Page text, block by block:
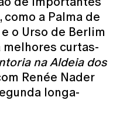
a Palma de
o Urso de Berlim
melhores curtas-
na Aldeia dos
Renée Nader
longa-